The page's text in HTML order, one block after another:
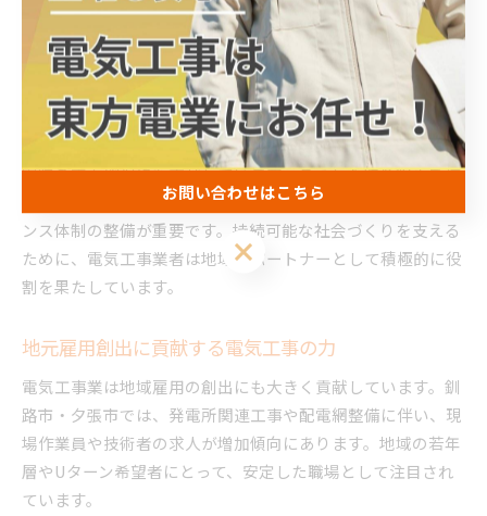
ーの活用に向けた電気工事が活発化しています。これによ
り、エネルギー消費の抑制や二酸化炭素排出量の削減といっ
た環境負荷低減が期待されています。
例えば、公共施設へのLED照明設置や、地域コミュニティ施
設の太陽光発電導入工事では、施工後の運用コスト削減や災
害時の電力確保にも貢献しています。こうした取り組みを進
める上では、最新の技術動向や法令遵守、施工後のメンテナ
ンス体制の整備が重要です。持続可能な社会づくりを支える
ために、電気工事業者は地域のパートナーとして積極的に役
割を果たしています。
地元雇用創出に貢献する電気工事の力
電気工事業は地域雇用の創出にも大きく貢献しています。釧
路市・夕張市では、発電所関連工事や配電網整備に伴い、現
場作業員や技術者の求人が増加傾向にあります。地域の若年
層やUターン希望者にとって、安定した職場として注目され
ています。
お問い合わせはこちら
お問い合わせはこちら